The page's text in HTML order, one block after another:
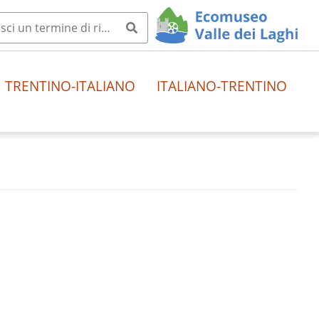
TRENTINO-ITALIANO ITALIANO-TRENTINO